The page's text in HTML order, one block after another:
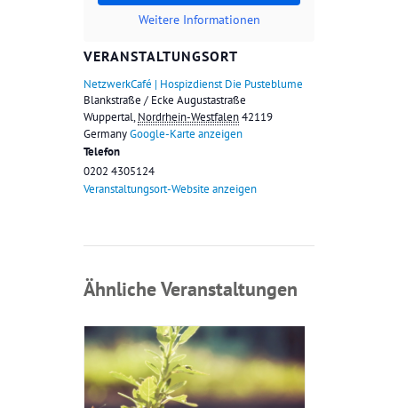
VERANSTALTUNGSORT
NetzwerkCafé | Hospizdienst Die Pusteblume
Blankstraße / Ecke Augustastraße
Wuppertal, Nordrhein-Westfalen42119
GermanyGoogle-Karte anzeigen
Telefon
0202 4305124
Veranstaltungsort-Website anzeigen
Weitere Informationen
Ähnliche Veranstaltungen